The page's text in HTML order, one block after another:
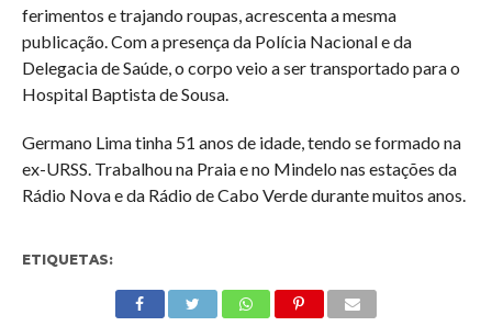
ferimentos e trajando roupas, acrescenta a mesma
publicação. Com a presença da Polícia Nacional e da
Delegacia de Saúde, o corpo veio a ser transportado para o
Hospital Baptista de Sousa.
Germano Lima tinha 51 anos de idade, tendo se formado na
ex-URSS. Trabalhou na Praia e no Mindelo nas estações da
Rádio Nova e da Rádio de Cabo Verde durante muitos anos.
ETIQUETAS: